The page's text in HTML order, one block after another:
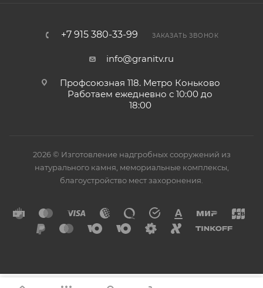
+7 915 380-33-99 ЗАКАЗАТЬ ЗВОНОК
info@granitv.ru
Профсоюзная 118. Метро Коньково
Работаем ежедневно с 10:00 до
18:00
2026 © Изготовление надгробных сооружений из
натурального камня, мемориальные комплексы,
благоустройство мест захоронения.